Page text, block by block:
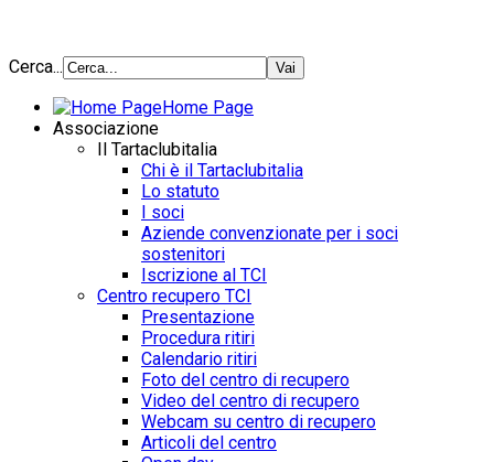
Cerca...
Home Page
Associazione
Il Tartaclubitalia
Chi è il Tartaclubitalia
Lo statuto
I soci
Aziende convenzionate per i soci
sostenitori
Iscrizione al TCI
Centro recupero TCI
Presentazione
Procedura ritiri
Calendario ritiri
Foto del centro di recupero
Video del centro di recupero
Webcam su centro di recupero
Articoli del centro